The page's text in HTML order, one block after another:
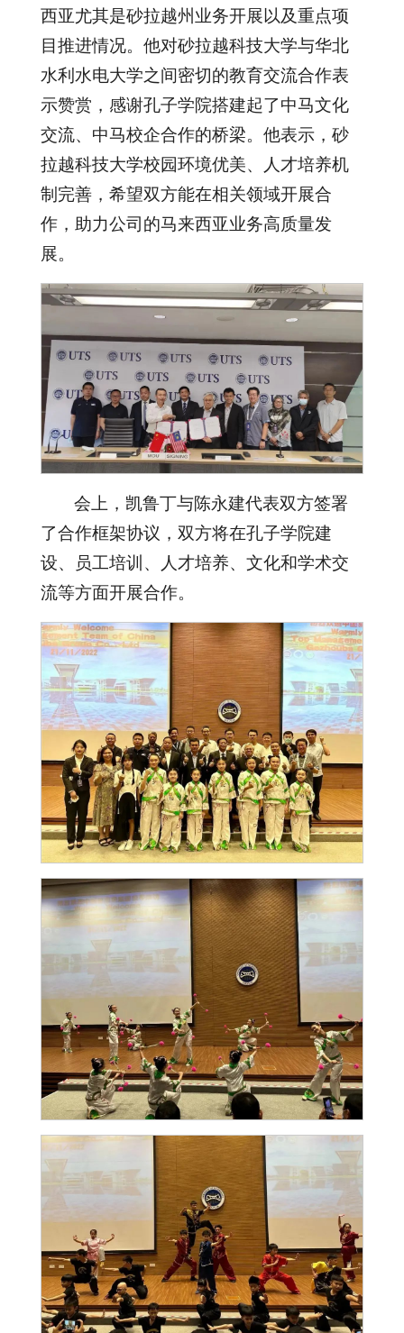
西亚尤其是砂拉越州业务开展以及重点项
目推进情况。他对砂拉越科技大学与华北
水利水电大学之间密切的教育交流合作表
示赞赏，感谢孔子学院搭建起了中马文化
交流、中马校企合作的桥梁。他表示，砂
拉越科技大学校园环境优美、人才培养机
制完善，希望双方能在相关领域开展合
作，助力公司的马来西亚业务高质量发
展。
会上，凯鲁丁与陈永建代表双方签署
了合作框架协议，双方将在孔子学院建
设、员工培训、人才培养、文化和学术交
流等方面开展合作。